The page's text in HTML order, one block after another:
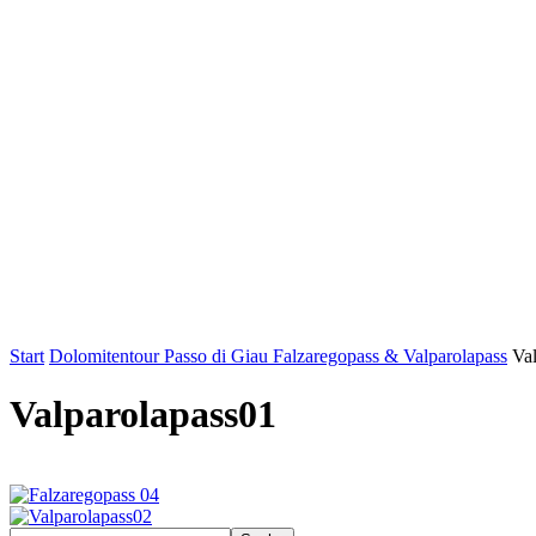
Start Dolomitentour Passo di Giau Falzaregopass & Valparolapass
Valparolapass01